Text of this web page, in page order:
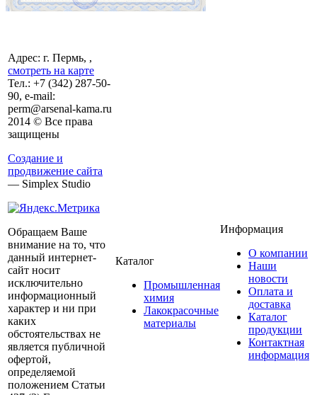
Адрес: г. Пермь, ,
смотреть на карте
Тел.: +7 (342) 287-50-
90, e-mail:
perm@arsenal-kama.ru
2014 © Все права
защищены
Создание и
продвижение сайта
— Simplex Studio
Обращаем Ваше
внимание на то, что
данный интернет-
сайт носит
исключительно
информационный
характер и ни при
каких
обстоятельствах не
является публичной
офертой,
определяемой
положением Статьи
Каталог
Промышленная
химия
Лакокрасочные
материалы
Информация
О компании
Наши
новости
Оплата и
доставка
Каталог
продукции
Контактная
информация